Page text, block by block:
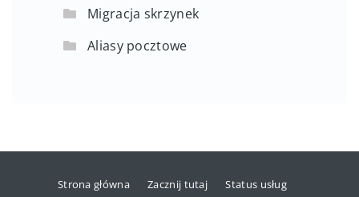
Migracja skrzynek
Aliasy pocztowe
Strona główna Zacznij tutaj
Status usług